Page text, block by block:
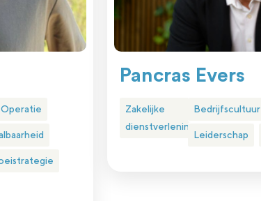
Operatie
Pancras Evers
Zakelijke
dienstverlening
Bedrijfscultuur
Leiderschap